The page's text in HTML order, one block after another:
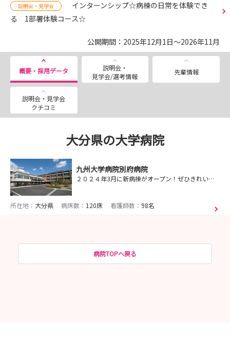
説明会・見学会
インターンシップ☆病棟の日常を体験でき
る 1部署体験コース☆
公開期間：2025年12月1日～2026年11月
概要・採用データ
説明会・
見学会/選考情報
先輩情報
説明会・見学会
クチコミ
大分県の大学病院
九州大学病院別府病院
２０２４年3月に新病棟がオープン！ぜひきれいな職場の見学にお越しください★
所在地： 大分県 病床数： 120床 看護師数： 98名
病院TOPへ戻る